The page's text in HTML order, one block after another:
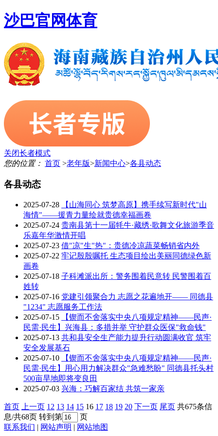
沙巴官网体育
关闭长者模式
您的位置： 首页 >老年版>新闻中心>各县动态
各县动态
2025-07-28
【山海同心 筑梦高原】携手续写新时代"山
海情"——援青力量绘就贵德幸福画卷
2025-07-24 贵南县第十一届牦牛·藏绣·歌舞文化旅游季音
乐嘉年华激情开唱
2025-07-23 借"凉"生"热"：贵德冷凉蔬菜畅销省内外
2025-07-22 牢记殷殷嘱托 生态项目绘出美丽同德绿色新
画卷
2025-07-18 子科滩派出所：警务围着民意转 民警围着百
姓转
2025-07-16 党建引领聚合力 志愿之花遍地开—— 同德县
"1234" 志愿服务工作法
2025-07-15
【锲而不舍落实中央八项规定精神——民声·
民需·民生】兴海县：多措并举 守护群众医保"救命钱"
2025-07-13 共和县安全生产能力提升行动圆满收官 筑牢
安全发展基石
2025-07-10
【锲而不舍落实中央八项规定精神——民声·
民需·民生】用心用力解决群众"急难愁盼" 同德县托头村
500亩旱地即将变良田
2025-07-03 兴海：巧解百家结 共筑一家亲
首页 上一页 12 13 14 15 16 17 18 19 20 下一页 尾页 共675条信
息/共68页 转到第
页
联系我们 | 网站声明 | 网站地图